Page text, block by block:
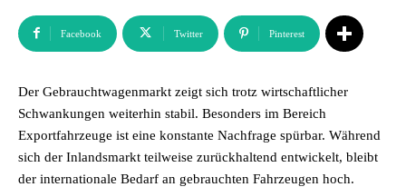
Facebook Twitter Pinterest
Der Gebrauchtwagenmarkt zeigt sich trotz wirtschaftlicher
Schwankungen weiterhin stabil. Besonders im Bereich
Exportfahrzeuge ist eine konstante Nachfrage spürbar. Während
sich der Inlandsmarkt teilweise zurückhaltend entwickelt, bleibt
der internationale Bedarf an gebrauchten Fahrzeugen hoch.